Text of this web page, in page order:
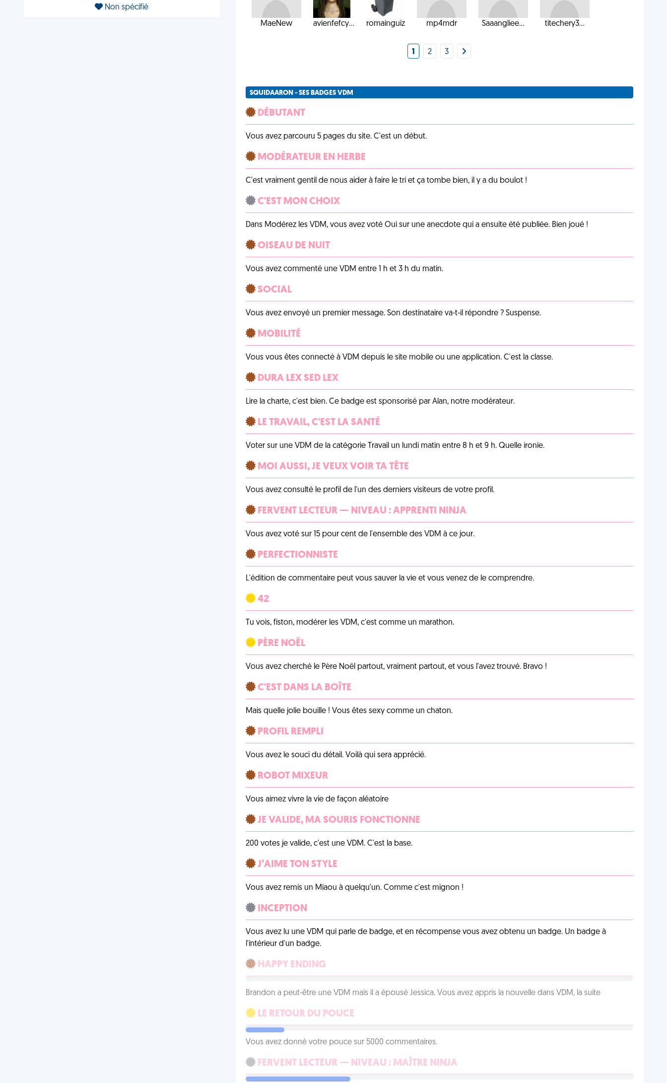
Non spécifié
MaeNew avienfefcy... romainguiz mp4mdr Saaangliee... titechery3...
1 2 3
SQUIDAARON - SES BADGES VDM
DÉBUTANT
Vous avez parcouru 5 pages du site. C'est un début.
MODÉRATEUR EN HERBE
C'est vraiment gentil de nous aider à faire le tri et ça tombe bien, il y a du boulot !
C'EST MON CHOIX
Dans Modérez les VDM, vous avez voté Oui sur une anecdote qui a ensuite été publiée. Bien joué !
OISEAU DE NUIT
Vous avez commenté une VDM entre 1 h et 3 h du matin.
SOCIAL
Vous avez envoyé un premier message. Son destinataire va-t-il répondre ? Suspense.
MOBILITÉ
Vous vous êtes connecté à VDM depuis le site mobile ou une application. C'est la classe.
DURA LEX SED LEX
Lire la charte, c'est bien. Ce badge est sponsorisé par Alan, notre modérateur.
LE TRAVAIL, C'EST LA SANTÉ
Voter sur une VDM de la catégorie Travail un lundi matin entre 8 h et 9 h. Quelle ironie.
MOI AUSSI, JE VEUX VOIR TA TÊTE
Vous avez consulté le profil de l'un des derniers visiteurs de votre profil.
FERVENT LECTEUR — NIVEAU : APPRENTI NINJA
Vous avez voté sur 15 pour cent de l'ensemble des VDM à ce jour.
PERFECTIONNISTE
L'édition de commentaire peut vous sauver la vie et vous venez de le comprendre.
42
Tu vois, fiston, modérer les VDM, c'est comme un marathon.
PÈRE NOËL
Vous avez cherché le Père Noël partout, vraiment partout, et vous l'avez trouvé. Bravo !
C'EST DANS LA BOÎTE
Mais quelle jolie bouille ! Vous êtes sexy comme un chaton.
PROFIL REMPLI
Vous avez le souci du détail. Voilà qui sera apprécié.
ROBOT MIXEUR
Vous aimez vivre la vie de façon aléatoire
JE VALIDE, MA SOURIS FONCTIONNE
200 votes je valide, c'est une VDM. C'est la base.
J’AIME TON STYLE
Vous avez remis un Miaou à quelqu'un. Comme c'est mignon !
INCEPTION
Vous avez lu une VDM qui parle de badge, et en récompense vous avez obtenu un badge. Un badge à
l'intérieur d'un badge.
HAPPY ENDING
Brandon a peut-être une VDM mais il a épousé Jessica. Vous avez appris la nouvelle dans VDM, la suite
LE RETOUR DU POUCE
Vous avez donné votre pouce sur 5000 commentaires.
FERVENT LECTEUR — NIVEAU : MAÎTRE NINJA